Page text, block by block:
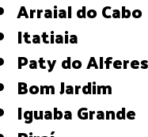
Arraial do Cabo
Itatiaia
Paty do Alferes
Bom Jardim
Iguaba Grande